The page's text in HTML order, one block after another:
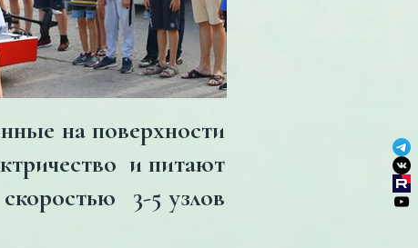
на поверхности
и питают
3-5 узлов